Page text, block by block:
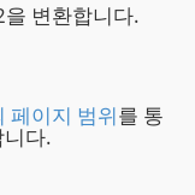
을 변환합니다.
페이지 범위를 통
다.